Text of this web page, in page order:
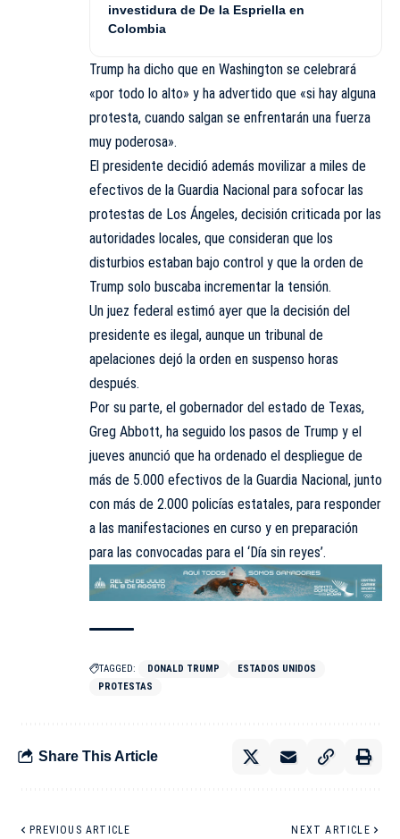
investidura de De la Espriella en
Colombia
Trump ha dicho que en Washington se celebrará
«por todo lo alto» y ha advertido que «si hay alguna
protesta, cuando salgan se enfrentarán una fuerza
muy poderosa».
El presidente decidió además movilizar a miles de
efectivos de la Guardia Nacional para sofocar las
protestas de Los Ángeles, decisión criticada por las
autoridades locales, que consideran que los
disturbios estaban bajo control y que la orden de
Trump solo buscaba incrementar la tensión.
Un juez federal estimó ayer que la decisión del
presidente es ilegal, aunque un tribunal de
apelaciones dejó la orden en suspenso horas
después.
Por su parte, el gobernador del estado de Texas,
Greg Abbott, ha seguido los pasos de Trump y el
jueves anunció que ha ordenado el despliegue de
más de 5.000 efectivos de la Guardia Nacional, junto
con más de 2.000 policías estatales, para responder
a las manifestaciones en curso y en preparación
para las convocadas para el ‘Día sin reyes’.
TAGGED: DONALD TRUMP
ESTADOS UNIDOS
PROTESTAS
Share This Article
PREVIOUS ARTICLE NEXT ARTICLE